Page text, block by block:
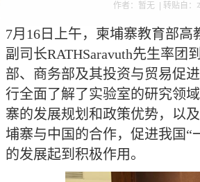
作者：暂无 | 转贴自：
7月 16 日上午，柬埔寨教育部高
副司长RATHSaravuth先生率团
部、商务部及其投资与贸易促
行全面了解了实验室的研究领
寨的发展规划和政策优势，以
埔寨与中国的合作，促进我国 “
的发展起到积极作用。